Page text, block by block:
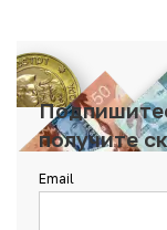
получите
Email